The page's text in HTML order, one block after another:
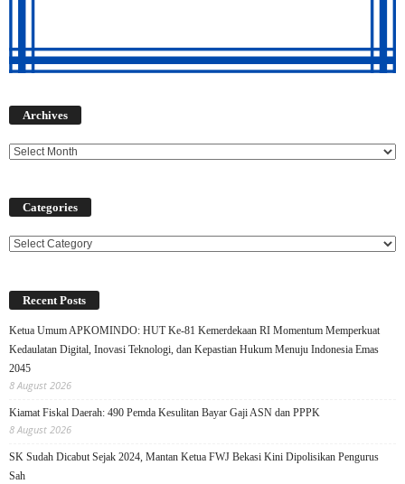
Archives
Categories
Categories
Recent Posts
Ketua Umum APKOMINDO: HUT Ke-81 Kemerdekaan RI Momentum Memperkuat
Kedaulatan Digital, Inovasi Teknologi, dan Kepastian Hukum Menuju Indonesia Emas
2045
8 August 2026
Kiamat Fiskal Daerah: 490 Pemda Kesulitan Bayar Gaji ASN dan PPPK
8 August 2026
SK Sudah Dicabut Sejak 2024, Mantan Ketua FWJ Bekasi Kini Dipolisikan Pengurus
Sah